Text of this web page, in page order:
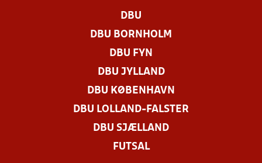
DBU
DBU BORNHOLM
DBU FYN
DBU JYLLAND
DBU KØBENHAVN
DBU LOLLAND-FALSTER
DBU SJÆLLAND
FUTSAL